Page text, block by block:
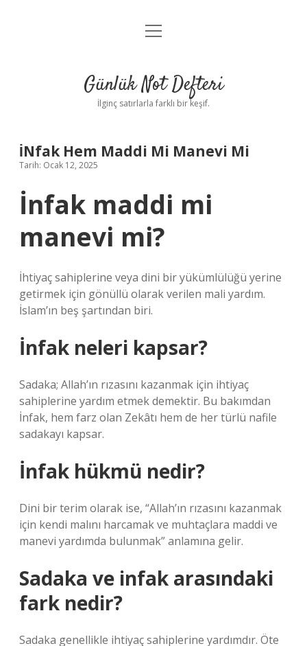
Anasayfa
Yasal Uyarı
menüyü
Günlük Not Defteri
İlginç satırlarla farklı bir keşif.
İNfak Hem Maddi Mi Manevi Mi
Tarih: Ocak 12, 2025
İnfak maddi mi
manevi mi?
İhtiyaç sahiplerine veya dini bir yükümlülüğü yerine
getirmek için gönüllü olarak verilen mali yardım.
İslam’ın beş şartından biri.
İnfak neleri kapsar?
Sadaka; Allah’ın rızasını kazanmak için ihtiyaç
sahiplerine yardım etmek demektir. Bu bakımdan
İnfak, hem farz olan Zekâtı hem de her türlü nafile
sadakayı kapsar.
İnfak hükmü nedir?
Dini bir terim olarak ise, “Allah’ın rızasını kazanmak
için kendi malını harcamak ve muhtaçlara maddi ve
manevi yardımda bulunmak” anlamına gelir.
Sadaka ve infak arasındaki
fark nedir?
Sadaka genellikle ihtiyaç sahiplerine yardımdır. Öte